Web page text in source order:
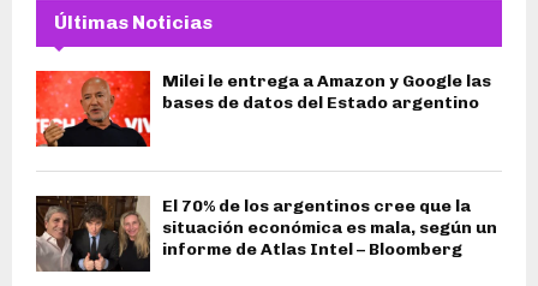
Últimas Noticias
Milei le entrega a Amazon y Google las
bases de datos del Estado argentino
El 70% de los argentinos cree que la
situación económica es mala, según un
informe de Atlas Intel – Bloomberg